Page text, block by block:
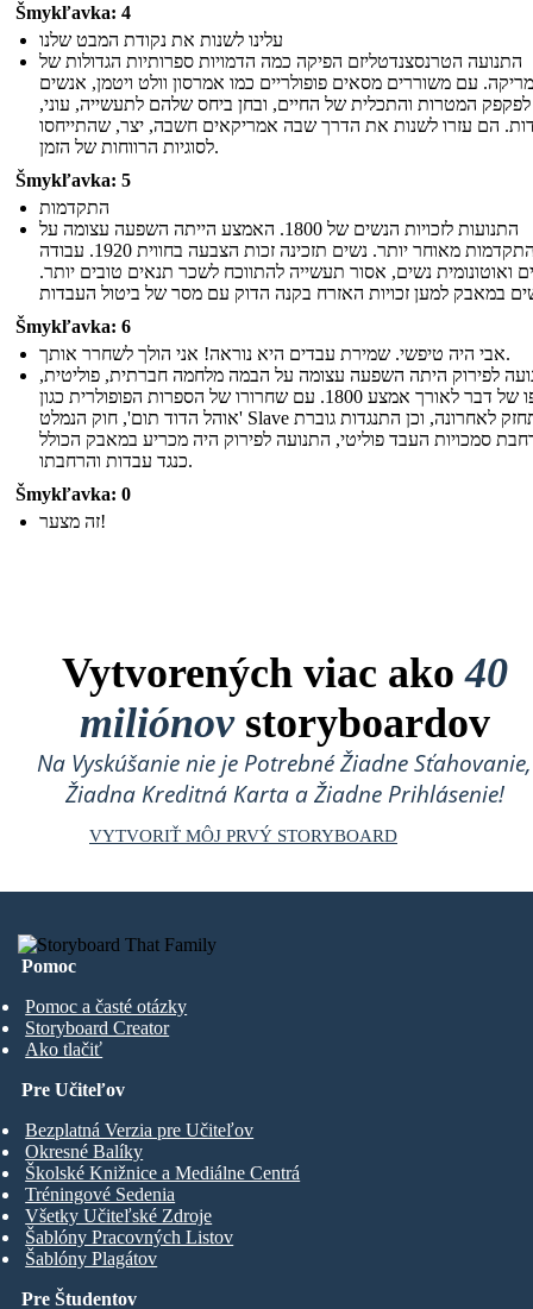
Šmykľavka: 4
עלינו לשנות את נקודת המבט שלנו
התנועה הטרנסצנדטליזם הפיקה כמה הדמויות ספרותיות הגדולות של
עם משוררים מסאים פופולריים כמו אמרסון וולט ויטמן, אנשים
המטרות והתכלית של החיים, ובחן ביחס שלהם לתעשייה, עוני,
הם עזרו לשנות את הדרך שבה אמריקאים חשבה, יצר, שהתייחסו
לסוגיות הרווחות של הזמן.
Šmykľavka: 5
התקדמות
התנועות לזכויות הנשים של 1800. האמצע הייתה השפעה עצומה על
התקדמות מאוחר יותר. נשים תזכינה זכות הצבעה בחווית 1920. עבודה
ואוטונומית נשים, אסור תעשייה להתווכח לשכר תנאים טובים יותר.
Šmykľavka: 6
אבי היה טיפשי. שמירת עבדים היא נוראה! אני הולך לשחרר אותך.
לפירוק היתה השפעה עצומה על הבמה מלחמה חברתית, פוליטית,
בסופו של דבר לאורך אמצע 1800. עם שחרורו של הספרות הפופולרית כגון
'אוהל הדוד תום', חוק הנמלט Slave התחזק לאחרונה, וכן התנגדות גוברת
סמכויות העבד פוליטי, התנועה לפירוק היה מכריע במאבק הכולל
כנגד עבדות והרחבתו.
Šmykľavka: 0
זה מצער!
Vytvorených viac ako40
miliónovstoryboardov
Na Vyskúšanie nie je Potrebné Žiadne Sťahovanie,
Žiadna Kreditná Karta a Žiadne Prihlásenie!
VYTVORIŤ MÔJ PRVÝ STORYBOARD
Pomoc
Pomoc a časté otázky
Storyboard Creator
Ako tlačiť
Pre Študentov
Pre Učiteľov
Bezplatná Verzia pre Učiteľov
Okresné Balíky
Školské Knižnice a Mediálne Centrá
Tréningové Sedenia
Všetky Učiteľské Zdroje
Šablóny Pracovných Listov
Šablóny Plagátov